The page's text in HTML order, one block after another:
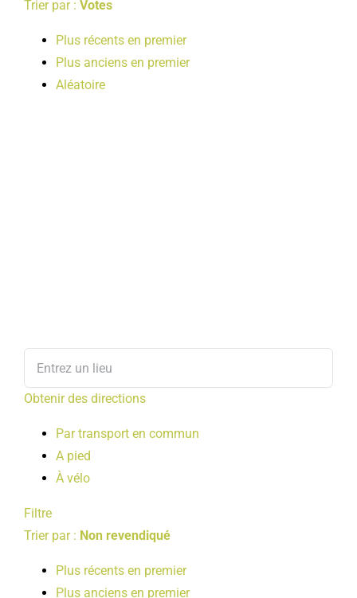
Trier par : Votes
Plus récents en premier
Plus anciens en premier
Aléatoire
Obtenir des directions
Par transport en commun
A pied
À vélo
Filtre
Trier par : Non revendiqué
Plus récents en premier
Plus anciens en premier